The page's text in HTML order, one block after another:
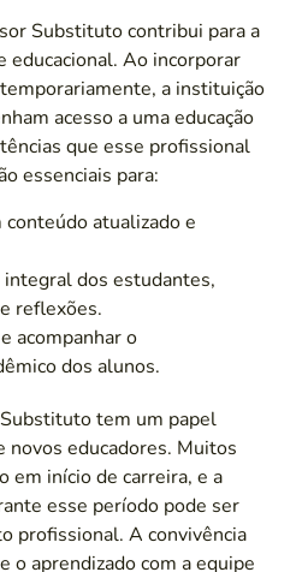
Substituto contribui para a
educacional. Ao incorporar
a instituição
acesso a uma educação
que esse profissional
essenciais para:
atualizado e
integral dos estudantes,
reflexões.
acompanhar o
dos alunos.
tem um papel
novos educadores. Muitos
em início de carreira, e a
esse período pode ser
profissional. A convivência
o aprendizado com a equipe